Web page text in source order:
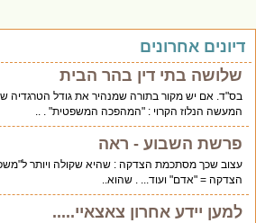
אחרונים
שלושה בתי דין בהר הבית
בס"ד. אם יש מקור בתורה שמנהיר את גודל הטרגדיה
המעשה הנלוז הקרוי : "המהפכה המשפטית" . ..
פרשת השבוע - ראה
עצוב שכך מסתכמת הצדקה : שהיא שקולה ויותר
הצדקה = "אדם" ועוד... . שהוא..
למען יידע אחרון צאצאיי.....